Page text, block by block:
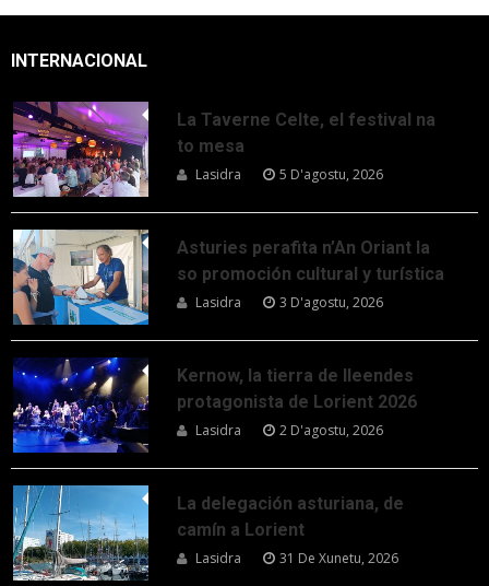
INTERNACIONAL
La Taverne Celte, el festival na
to mesa
Lasidra 5 D'agostu, 2026
Asturies perafita n’An Oriant la
so promoción cultural y turística
Lasidra 3 D'agostu, 2026
Kernow, la tierra de lleendes
protagonista de Lorient 2026
Lasidra 2 D'agostu, 2026
La delegación asturiana, de
camín a Lorient
Lasidra 31 De Xunetu, 2026